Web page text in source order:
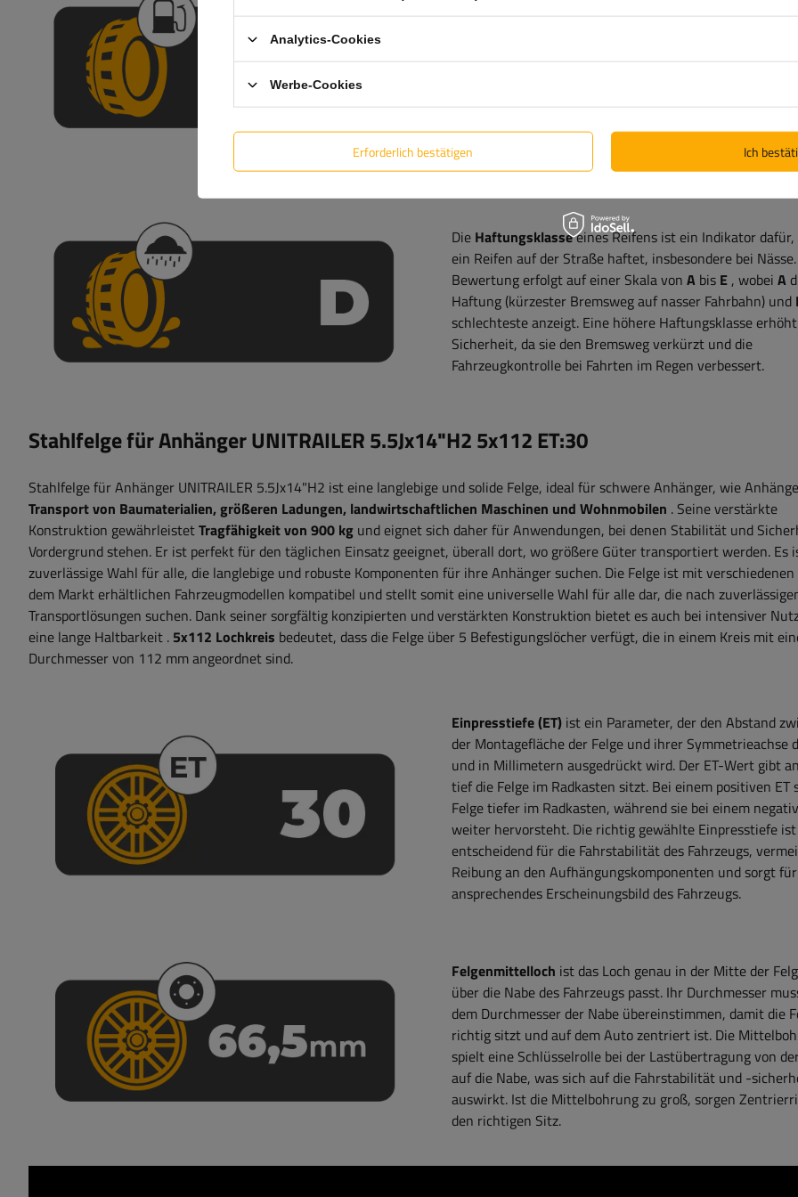
geringeren Kraftstoffverbrauch und einem geringeren
Ausstoß führt.
Die Haftungsklasseeines Reifens ist ein Indikator
ein Reifen auf der Straße haftet, insbesondere bei
Bewertung erfolgt auf einer Skala von Abis E, wobei A
Haftung (kürzester Bremsweg auf nasser Fahrbahn) und
schlechteste anzeigt. Eine höhere Haftungsklasse
Sicherheit, da sie den Bremsweg verkürzt und die
Fahrzeugkontrolle bei Fahrten im Regen verbessert.
Stahlfelge für Anhänger UNITRAILER 5.5Jx14"H2 5x112 ET:30
Stahlfelge für Anhänger UNITRAILER 5.5Jx14"H2 ist eine langlebige und solide Felge, ideal für schwere Anhänger, wie
Transport von Baumaterialien, größeren Ladungen, landwirtschaftlichen Maschinen und Wohnmobilen . Seine verstärkte
Konstruktion gewährleistetTragfähigkeit von 900 kg und eignet sich daher für Anwendungen, bei denen Stabilität und
Vordergrund stehen. Er ist perfekt für den täglichen Einsatz geeignet, überall dort, wo größere Güter transportiert werden. Es
zuverlässige Wahl für alle, die langlebige und robuste Komponenten für ihre Anhänger suchen. Die Felge ist mit
dem Markt erhältlichen Fahrzeugmodellen kompatibel und stellt somit eine universelle Wahl für alle dar, die nach
Transportlösungen suchen. Dank seiner sorgfältig konzipierten und verstärkten Konstruktion bietet es auch bei intensiver
eine lange Haltbarkeit . 5x112 Lochkreis bedeutet, dass die Felge über 5 Befestigungslöcher verfügt, die in einem Kreis mit
Durchmesser von 112 mm angeordnet sind.
Einpresstiefe (ET) ist ein Parameter, der den Abstand
der Montagefläche der Felge und ihrer Symmetrieachse
und in Millimetern ausgedrückt wird. Der ET-Wert gibt
tief die Felge im Radkasten sitzt. Bei einem positiven ET
Felge tiefer im Radkasten, während sie bei einem
weiter hervorsteht. Die richtig gewählte Einpresstiefe ist
entscheidend für die Fahrstabilität des Fahrzeugs,
Reibung an den Aufhängungskomponenten und sorgt
ansprechendes Erscheinungsbild des Fahrzeugs.
Felgenmittelloch ist das Loch genau in der Mitte der
über die Nabe des Fahrzeugs passt. Ihr Durchmesser
dem Durchmesser der Nabe übereinstimmen, damit die
richtig sitzt und auf dem Auto zentriert ist. Die
spielt eine Schlüsselrolle bei der Lastübertragung von
auf die Nabe, was sich auf die Fahrstabilität und -
auswirkt. Ist die Mittelbohrung zu groß, sorgen
den richtigen Sitz.
Analytics-Cookies
Werbe-Cookies
Erforderlich bestätigen Ich